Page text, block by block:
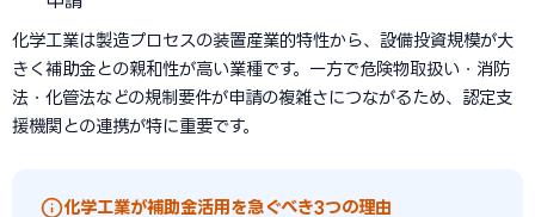
化学工業は製造プロセスの装置産業的特性から、設備投資規模が大
きく補助金との親和性が高い業種です。一方で危険物取扱い・消防
法・化管法などの規制要件が申請の複雑さにつながるため、認定支
援機関との連携が特に重要です。
化学工業が補助金活用を急ぐべき3つの理由